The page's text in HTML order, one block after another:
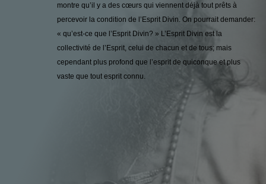
montre qu’il y a des cœurs qui viennent déjà tout prêts à
percevoir la condition de l’Esprit Divin. On pourrait demander:
« qu’est-ce que l’Esprit Divin? » L’Esprit Divin est la
collectivité de l’Esprit, celui de chacun et de tous; mais
cependant plus profond que l’esprit de quiconque et plus
vaste que tout esprit connu.